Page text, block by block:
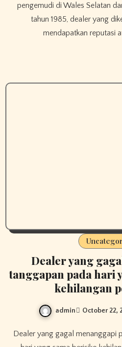
pengemudi di Wales Selatan
tahun 1985, dealer yang
mendapatkan reputasi
Dealer yang
tanggapan pada hari
kehilangan
admin October 22,
Dealer yang gagal menanggapi pertanyaan pelanggan pada